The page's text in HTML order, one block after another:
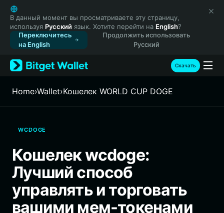
English
日本語
Tiếng Việt
Русский
Español (Latinoamérica)
Türkçe
Français
繁體中文
Bahasa Indonesia
ภาษาไทย
हिन्दी
Español
Português (Brasil)
В данный момент вы просматриваете эту страницу,
используя Русский язык. Хотите перейти на English?
Переключитесь
на English
Продолжить использовать
Русский
Скачать
Home›Wallet›Кошелек WORLD CUP DOGE
WCDOGE
Кошелек wcdoge:
Лучший способ
управлять и торговать
вашими мем-токенами